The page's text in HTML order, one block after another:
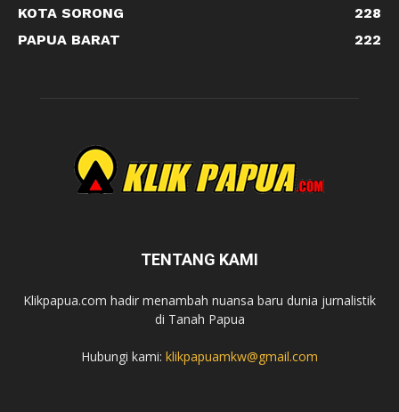
KOTA SORONG
228
PAPUA BARAT
222
TENTANG KAMI
Klikpapua.com hadir menambah nuansa baru dunia jurnalistik
di Tanah Papua
Hubungi kami: klikpapuamkw@gmail.com